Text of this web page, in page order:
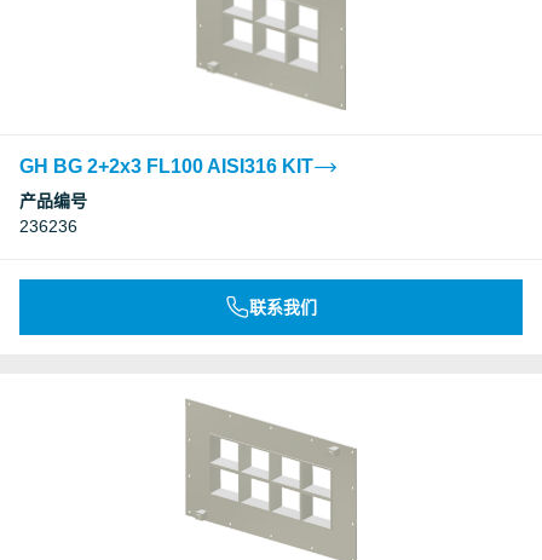
GH BG 2+2x3 FL100 AISI316 KIT
产品编号
236236
联系我们